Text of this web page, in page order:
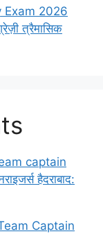
Exam 2026
त्रैमासिक
captain
हैदराबाद:
Captain